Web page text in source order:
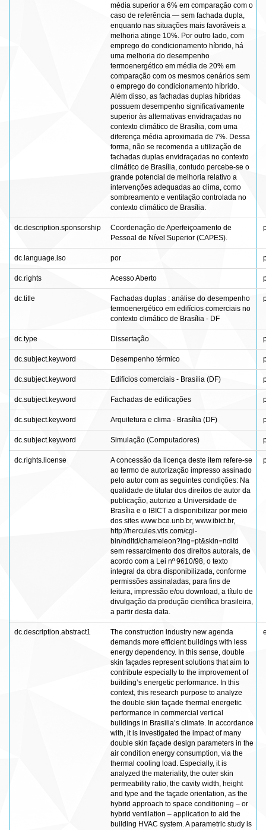
média superior a 6% em comparação com o
caso de referência — sem fachada dupla,
enquanto nas situações mais favoráveis a
melhoria atinge 10%. Por outro lado, com
emprego do condicionamento híbrido, há
uma melhoria do desempenho
termoenergético em média de 20% em
comparação com os mesmos cenários sem
o emprego do condicionamento híbrido.
Além disso, as fachadas duplas híbridas
possuem desempenho significativamente
superior às alternativas envidraçadas no
contexto climático de Brasília, com uma
diferença média aproximada de 7%. Dessa
forma, não se recomenda a utilização de
fachadas duplas envidraçadas no contexto
climático de Brasília, contudo percebe-se o
grande potencial de melhoria relativo a
intervenções adequadas ao clima, como
sombreamento e ventilação controlada no
contexto climático de Brasília.
dc.description.sponsorship
Coordenação de Aperfeiçoamento de
Pessoal de Nível Superior (CAPES).
dc.language.iso por
dc.rights Acesso Aberto
dc.title
Fachadas duplas : análise do desempenho
termoenergético em edifícios comerciais no
contexto climático de Brasília - DF
dc.type Dissertação
dc.subject.keyword Desempenho térmico
dc.subject.keyword Edifícios comerciais - Brasília (DF)
dc.subject.keyword Fachadas de edificações
dc.subject.keyword Arquitetura e clima - Brasília (DF)
dc.subject.keyword Simulação (Computadores)
dc.rights.license
A concessão da licença deste item refere-se
ao termo de autorização impresso assinado
pelo autor com as seguintes condições: Na
qualidade de titular dos direitos de autor da
publicação, autorizo a Universidade de
Brasília e o IBICT a disponibilizar por meio
dos sites www.bce.unb.br, www.ibict.br,
http://hercules.vtls.com/cgi-
bin/ndltd/chameleon?lng=pt&skin=ndltd
sem ressarcimento dos direitos autorais, de
acordo com a Lei nº 9610/98, o texto
integral da obra disponibilizada, conforme
permissões assinaladas, para fins de
leitura, impressão e/ou download, a título de
divulgação da produção científica brasileira,
a partir desta data.
dc.description.abstract1
The construction industry new agenda
demands more efficient buildings with less
energy dependency. In this sense, double
skin façades represent solutions that aim to
contribute especially to the improvement of
building’s energetic performance. In this
context, this research purpose to analyze
the double skin façade thermal energetic
performance in commercial vertical
buildings in Brasilia’s climate. In accordance
with, it is investigated the impact of many
double skin façade design parameters in the
air condition energy consumption, via the
thermal cooling load. Especially, it is
analyzed the materiality, the outer skin
permeability ratio, the cavity width, height
and type and the façade orientation, as the
hybrid approach to space conditioning – or
hybrid ventilation – application to aid the
building HVAC system. A parametric study is